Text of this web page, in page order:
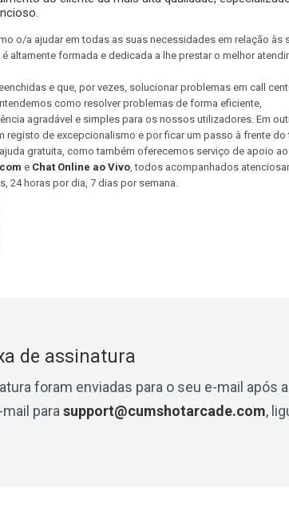
o/a ajudar em todas as suas necessidades em relação às
altamente formada e dedicada a lhe prestar o melhor
e que, por vezes, solucionar problemas em call
como resolver problemas de forma eficiente,
agradável e simples para os nossos utilizadores. Em
registo de excepcionalismo e por ficar um passo à frente do
gratuita, como também oferecemos serviço de apoio
e Chat Online ao Vivo, todos acompanhados
24 horas por dia, 7 dias por semana.
de assinatura
foram enviadas para o seu e-mail após
para support@cumshotarcade.com,